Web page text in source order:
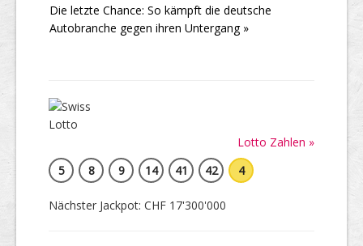
Die letzte Chance: So kämpft die deutsche
Autobranche gegen ihren Untergang »
Lotto Zahlen »
5
8 9 14 41 42 4
Nächster Jackpot: CHF 17'300'000